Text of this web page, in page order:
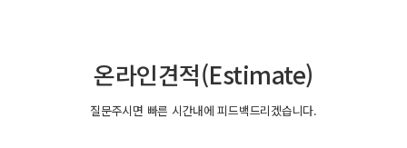
온라인견적(Estimate)
질문주시면 빠른 시간내에 피드백드리겠습니다.